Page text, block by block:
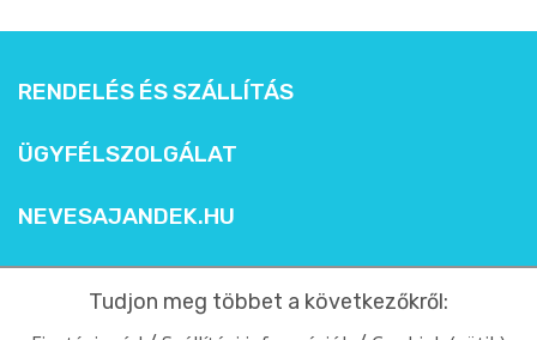
RENDELÉS ÉS SZÁLLÍTÁS
ÜGYFÉLSZOLGÁLAT
NEVESAJANDEK.HU
Tudjon meg többet a következőkről: